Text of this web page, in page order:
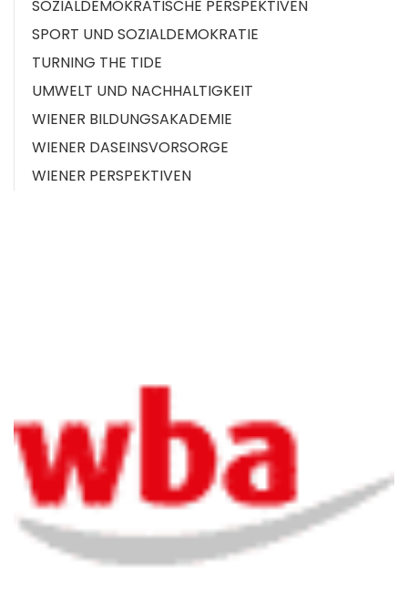
SOZIALDEMOKRATISCHE PERSPEKTIVEN
SPORT UND SOZIALDEMOKRATIE
TURNING THE TIDE
UMWELT UND NACHHALTIGKEIT
WIENER BILDUNGSAKADEMIE
WIENER DASEINSVORSORGE
WIENER PERSPEKTIVEN